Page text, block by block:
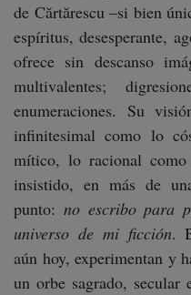
de Cărtărescu –si bien
espíritus, desesperante,
ofrece sin descanso
multivalentes;
enumeraciones. Su
infinitesimal como lo
mítico, lo racional
insistido, en más de
punto: no escribo para
universo de mi ficción.
aún hoy, experimentan y
un orbe sagrado,